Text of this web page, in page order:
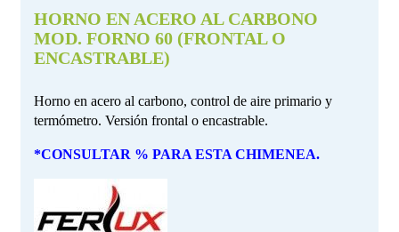
HORNO EN ACERO AL CARBONO
MOD. FORNO 60 (FRONTAL O
ENCASTRABLE)
Horno en acero al carbono, control de aire primario y
termómetro. Versión frontal o encastrable.
*CONSULTAR % PARA ESTA CHIMENEA.